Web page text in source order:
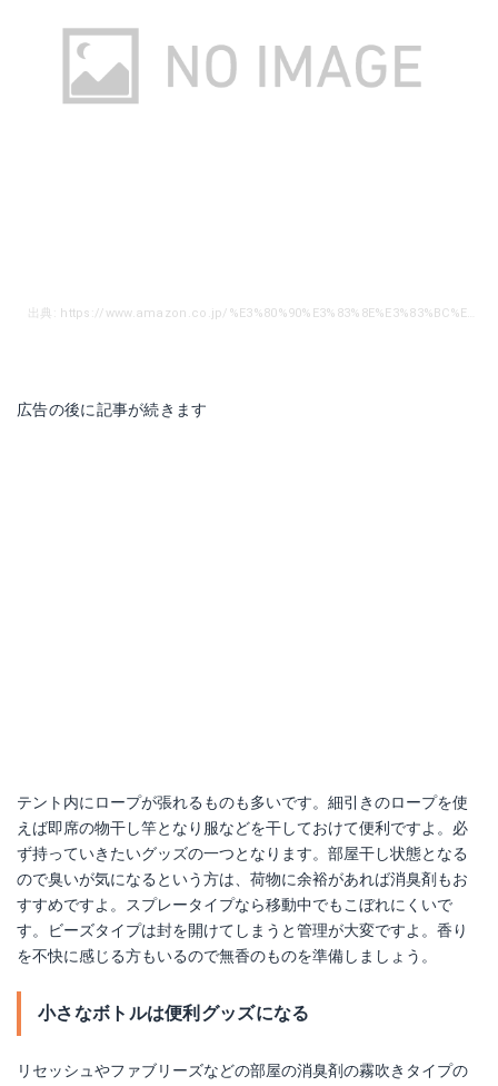
広告の後に記事が続きます
テント内にロープが張れるものも多いです。細引きのロープを使
えば即席の物干し竿となり服などを干しておけて便利ですよ。必
ず持っていきたいグッズの一つとなります。部屋干し状態となる
ので臭いが気になるという方は、荷物に余裕があれば消臭剤もお
すすめですよ。スプレータイプなら移動中でもこぼれにくいで
す。ビーズタイプは封を開けてしまうと管理が大変ですよ。香り
を不快に感じる方もいるので無香のものを準備しましょう。
小さなボトルは便利グッズになる
リセッシュやファブリーズなどの部屋の消臭剤の霧吹きタイプの